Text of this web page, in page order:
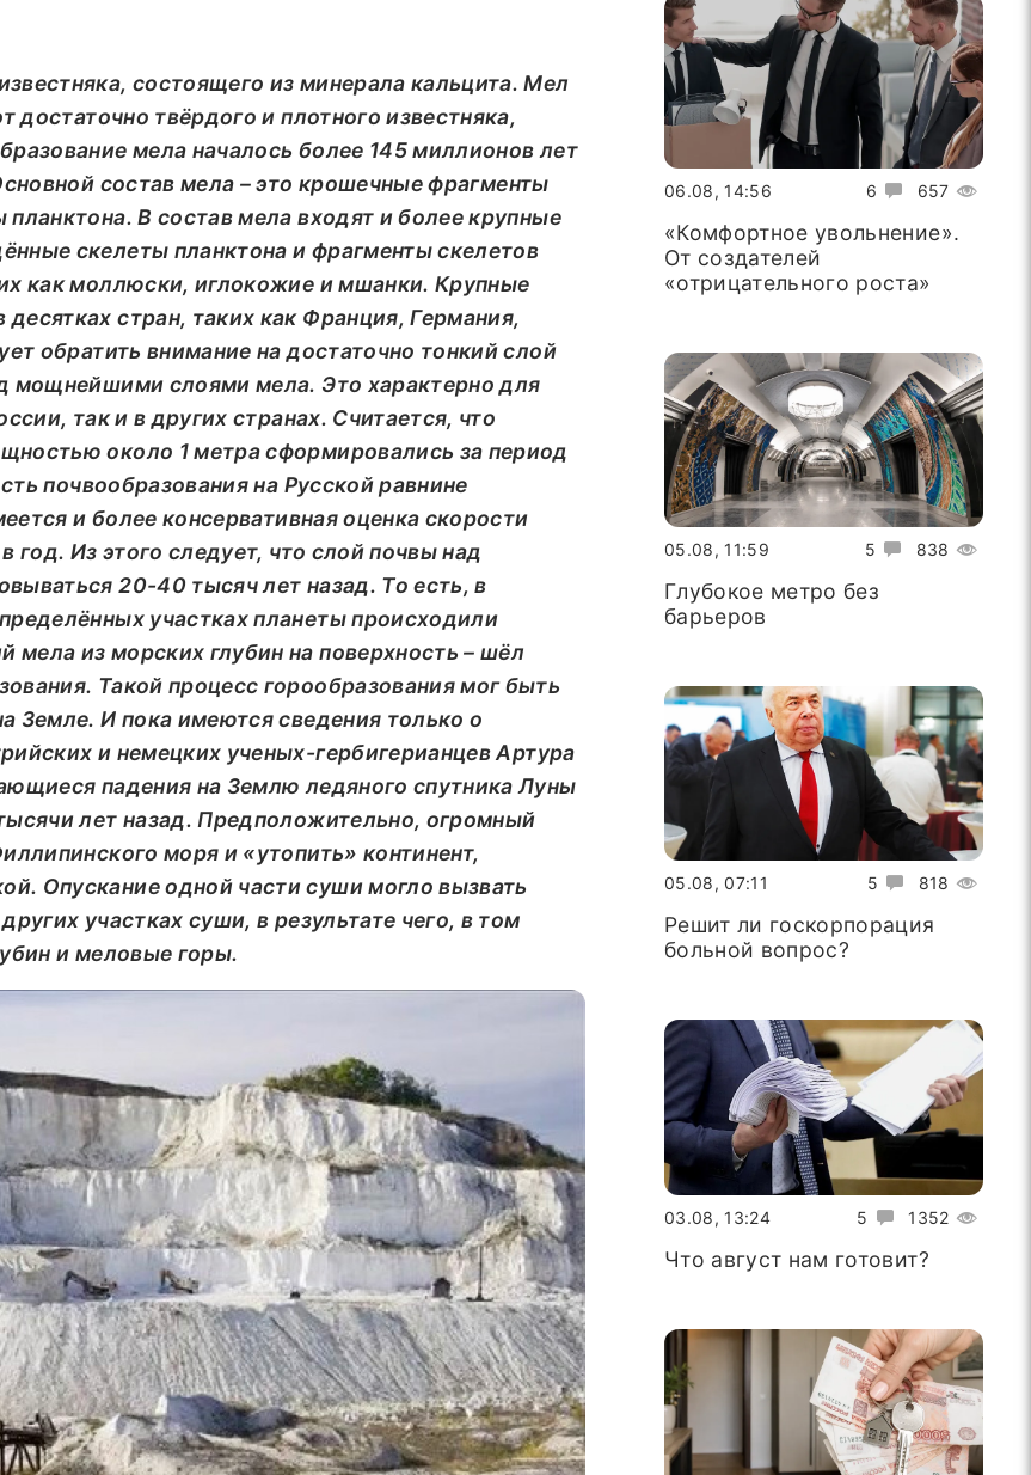
состоящего из минерала кальцита. Мел
достаточно твёрдого и плотного известняка,
мела началось более 145 миллионов лет
состав мела – это крошечные фрагменты
В состав мела входят и более крупные
скелеты планктона и фрагменты скелетов
как моллюски, иглокожие и мшанки. Крупные
стран, таких как Франция, Германия,
обратить внимание на достаточно тонкий слой
мощнейшими слоями мела. Это характерно для
так и в других странах. Считается, что
около 1 метра сформировались за период
почвообразования на Русской равнине
и более консервативная оценка скорости
год. Из этого следует, что слой почвы над
20-40 тысяч лет назад. То есть, в
участках планеты происходили
из морских глубин на поверхность – шёл
Такой процесс горообразования мог быть
Земле. И пока имеются сведения только о
и немецких ученых-гербигерианцев Артура
падения на Землю ледяного спутника Луны
лет назад. Предположительно, огромный
моря и «утопить» континент,
Опускание одной частисуши могло вызвать
участках суши, в результате чего, в том
и меловые горы.
6 657
06.08, 14:56
«Комфортное увольнение».
От создателей
«отрицательного роста»
5 838
05.08, 11:59
Глубокое метро без
барьеров
5 818
05.08, 07:11
Решит ли госкорпорация
больной вопрос?
5 1352
03.08, 13:24
Что август нам готовит?